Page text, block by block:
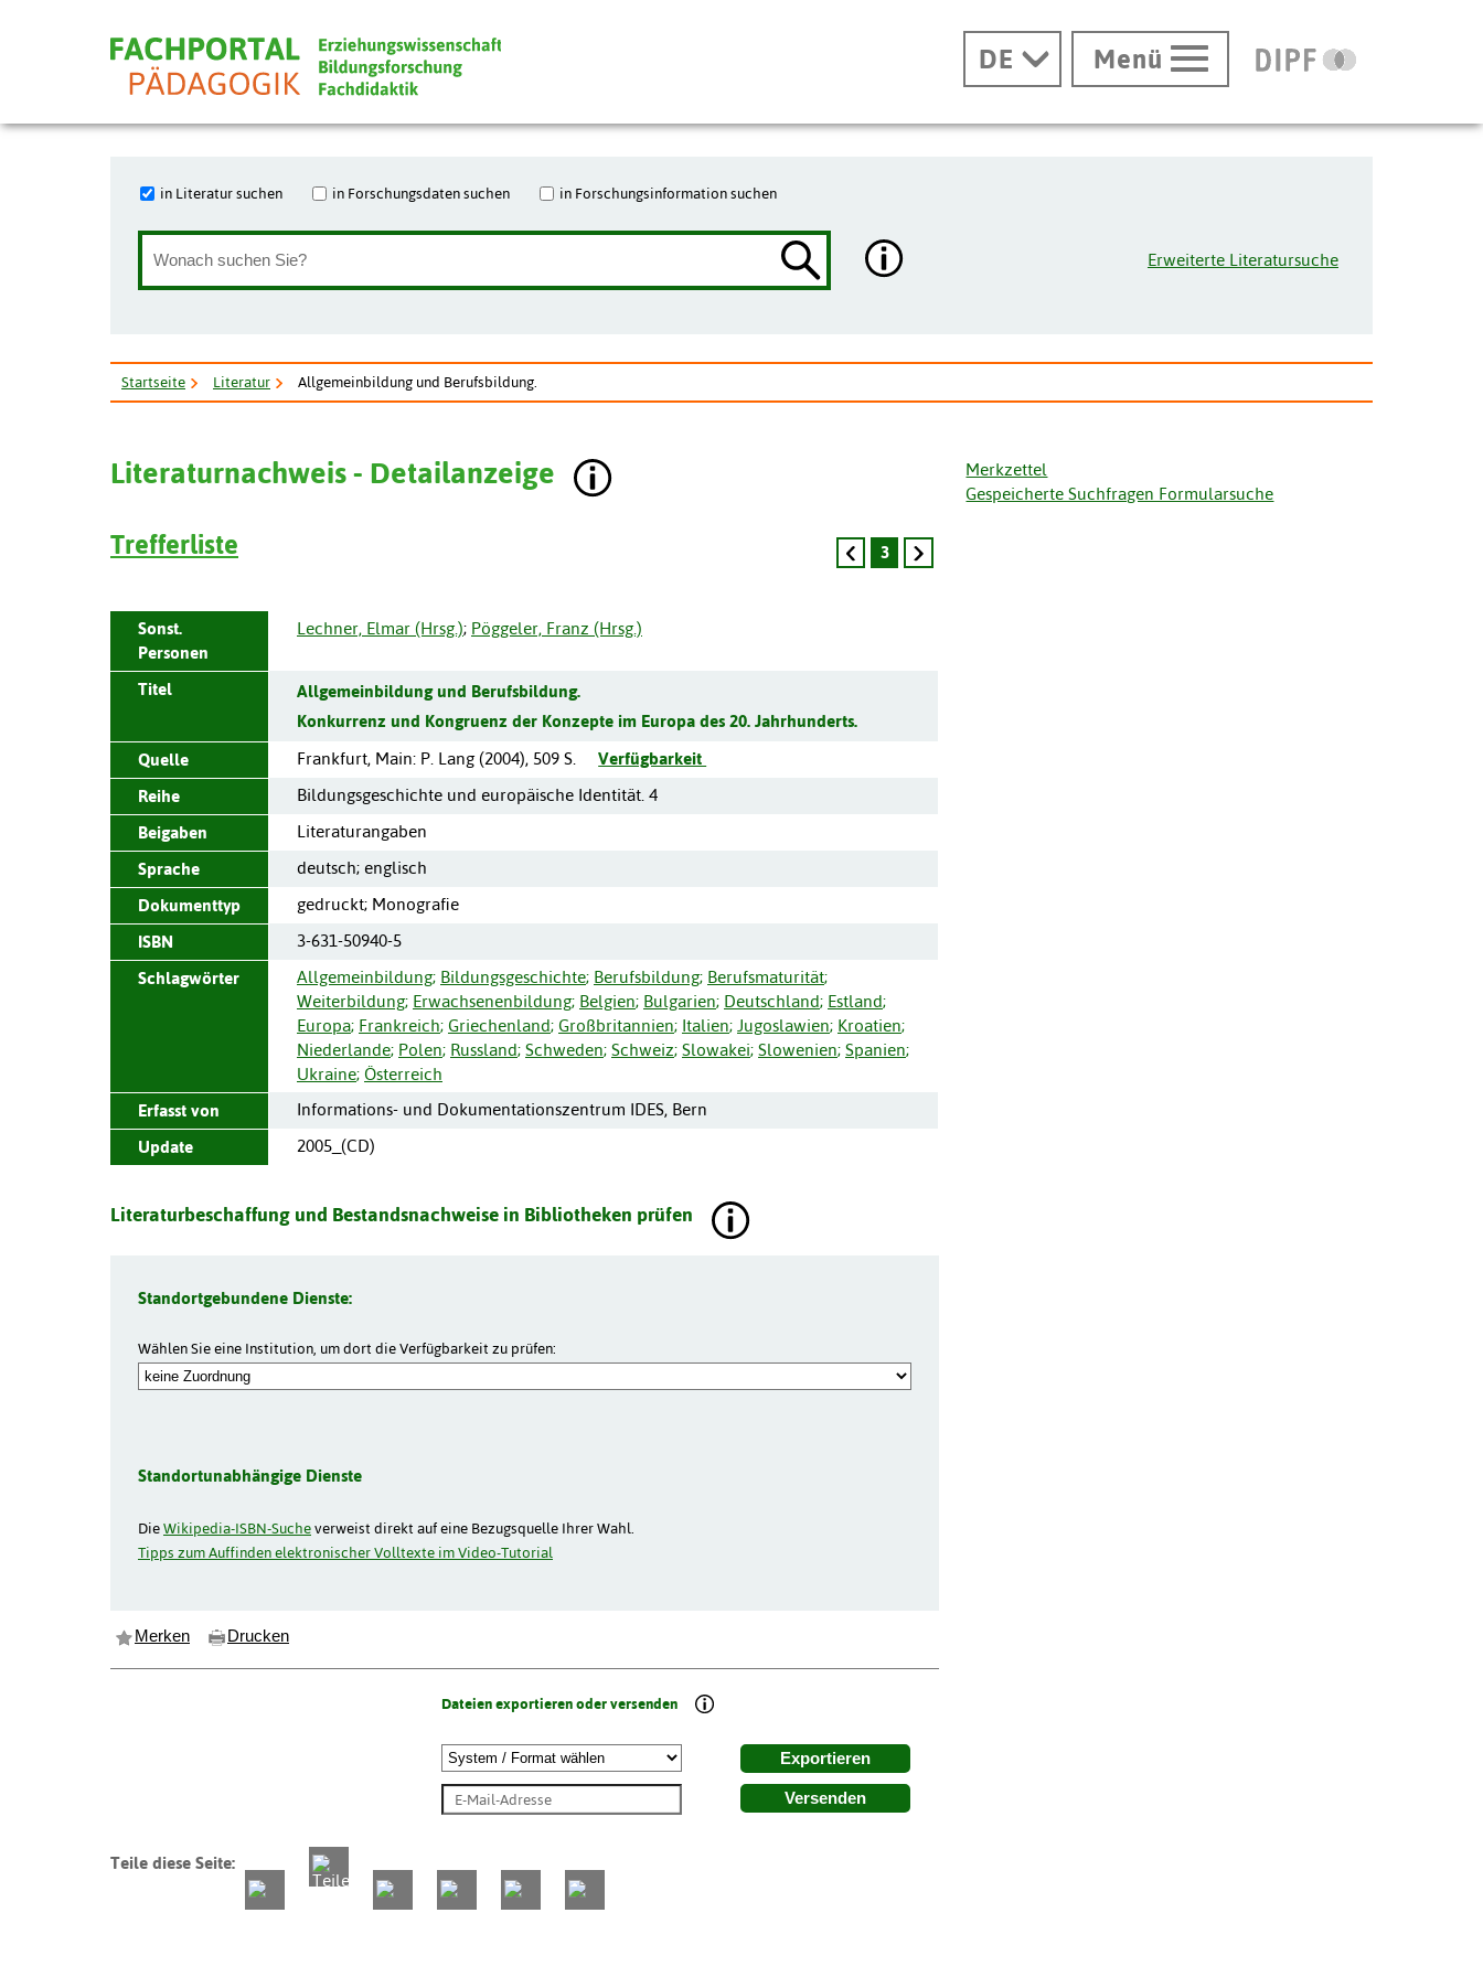
DE Menü
in Literatur suchen in Forschungsdaten suchen in Forschungsinformation suchen
Erweiterte Literatursuche
Startseite Literatur Allgemeinbildung und Berufsbildung.
Literaturnachweis - Detailanzeige
Merkzettel
Gespeicherte Suchfragen Formularsuche
Trefferliste 3
Sonst.
Personen
Lechner, Elmar (Hrsg.); Pöggeler, Franz (Hrsg.)
Titel
Allgemeinbildung und Berufsbildung.
Konkurrenz und Kongruenz der Konzepte im Europa des 20. Jahrhunderts.
Quelle Frankfurt, Main: P. Lang(2004), 509 S.
Verfügbarkeit
Reihe
Bildungsgeschichte und europäische Identität. 4
Beigaben
Literaturangaben
Sprache
deutsch; englisch
Dokumenttyp
gedruckt; Monografie
ISBN
3-631-50940-5
Schlagwörter
Allgemeinbildung; Bildungsgeschichte; Berufsbildung; Berufsmaturität;
Weiterbildung; Erwachsenenbildung; Belgien; Bulgarien; Deutschland; Estland;
Europa; Frankreich; Griechenland; Großbritannien; Italien; Jugoslawien; Kroatien;
Niederlande; Polen; Russland; Schweden; Schweiz; Slowakei; Slowenien; Spanien;
Ukraine; Österreich
Erfasst von
Informations- und Dokumentationszentrum IDES, Bern
Update
2005_(CD)
Literaturbeschaffung und Bestandsnachweise in Bibliotheken prüfen
Standortgebundene Dienste:
Wählen Sie eine Institution, um dort die Verfügbarkeit zu prüfen:
Standortunabhängige Dienste
DieWikipedia-ISBN-Sucheverweist direkt auf eine Bezugsquelle Ihrer Wahl.
Tipps zum Auffinden elektronischer Volltexte im Video-Tutorial
Merken Drucken
Dateien exportieren oder versenden
Exportieren
Versenden
Teile diese Seite: